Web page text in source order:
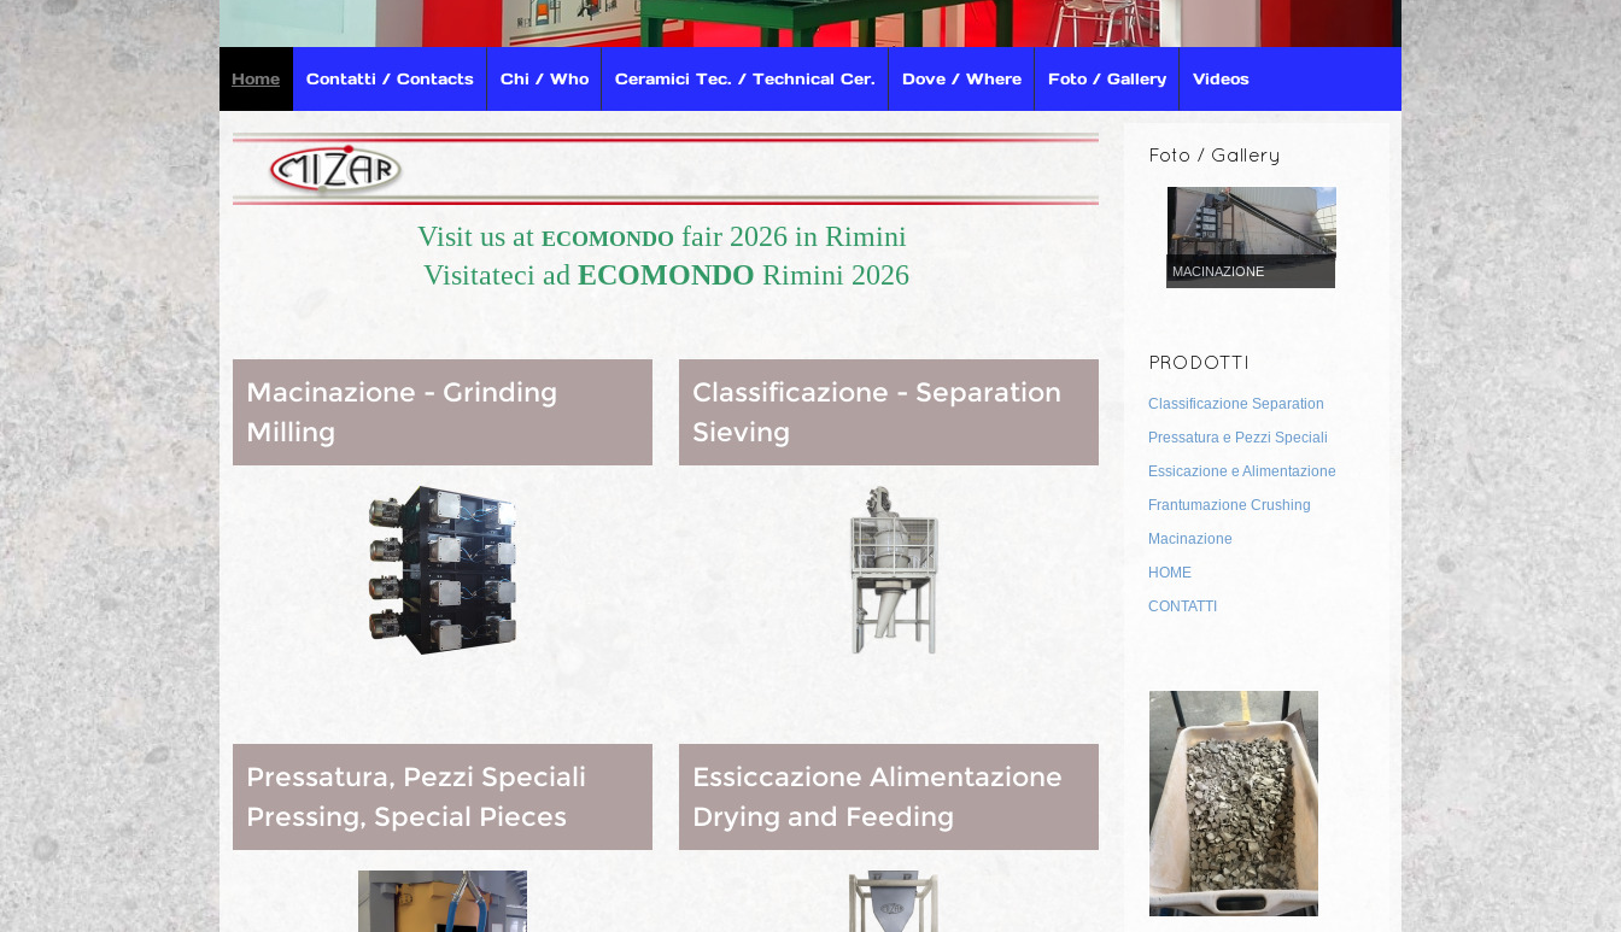
Home Contatti / Contacts Chi / Who Ceramici Tec. / Technical Cer. Dove / Where Foto / Gallery Videos
Visit us at ECOMONDO fair 2026 in Rimini
Visitateci ad ECOMONDO Rimini 2026
Macinazione - Grinding
Milling
Classificazione - Separation
Sieving
Pressatura, Pezzi Speciali
Pressing, Special Pieces
Essiccazione Alimentazione
Drying and Feeding
Foto / Gallery
MACINAZIONE
PRODOTTI
Classificazione Separation
Pressatura e Pezzi Speciali
Essicazione e Alimentazione
Frantumazione Crushing
Macinazione
HOME
CONTATTI